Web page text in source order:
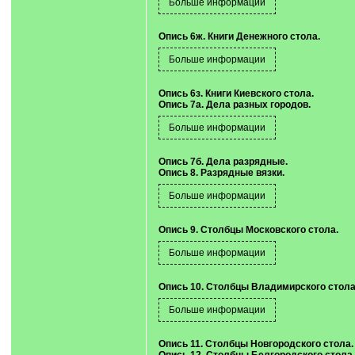
Опись 6ж. Книги Денежного стола.
Опись 6з. Книги Киевского стола.
Опись 7а. Дела разных городов.
Опись 7б. Дела разрядные.
Опись 8. Разрядные вязки.
Опись 9. Столбцы Московского стола.
Опись 10. Столбцы Владимирского
Опись 11. Столбцы Новгородского стола.